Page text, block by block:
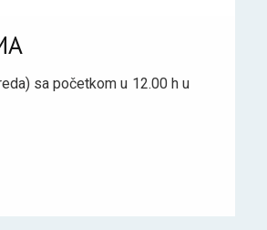
sa početkom u 12.00 h u